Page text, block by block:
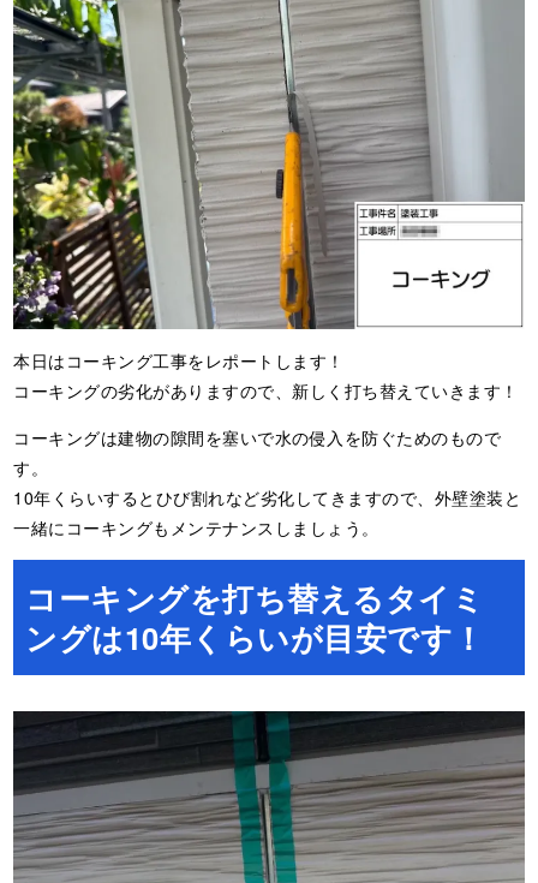
本日はコーキング工事をレポートします！
コーキングの劣化がありますので、新しく打ち替えていきます！
コーキングは建物の隙間を塞いで水の侵入を防ぐためのもので
す。
10年くらいするとひび割れなど劣化してきますので、外壁塗装と
一緒にコーキングもメンテナンスしましょう。
コーキングを打ち替えるタイミ
ングは10年くらいが目安です！